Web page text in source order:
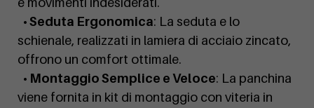
• Seduta Ergonomica: La seduta e lo
schienale, realizzati in lamiera di acciaio zincato,
offrono un comfort ottimale.
• Montaggio Semplice e Veloce: La panchina
viene fornita in kit di montaggio con viteria in